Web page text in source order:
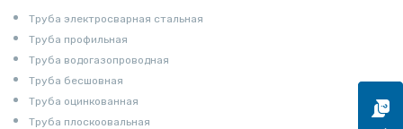
Труба электросварная стальная
Труба профильная
Труба водогазопроводная
Труба бесшовная
Труба оцинкованная
Труба плоскоовальная